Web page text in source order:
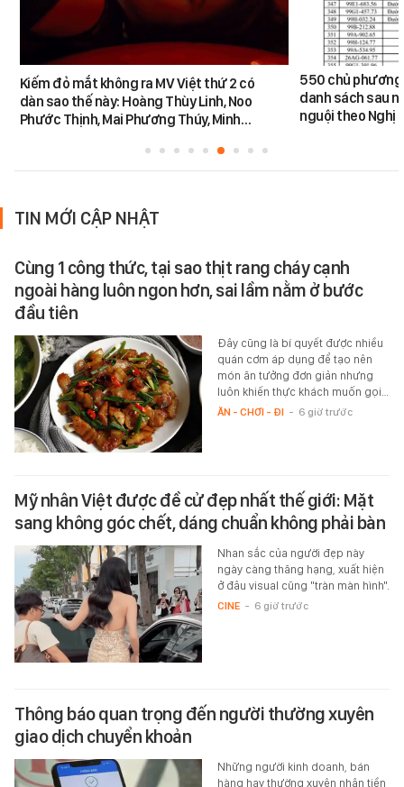
Kiếm đỏ mắt không ra MV Việt thứ 2 có
dàn sao thế này: Hoàng Thùy Linh, Noo
Phước Thịnh, Mai Phương Thúy, Minh…
550 chủ
danh sách sau
nguội theo Nghị
TIN MỚI CẬP NHẬT
Cùng 1 công thức, tại sao thịt rang cháy cạnh
ngoài hàng luôn ngon hơn, sai lầm nằm ở bước
đầu tiên
Đây cũng là bí quyết được nhiều
quán cơm áp dụng để tạo nên
món ăn tưởng đơn giản nhưng
luôn khiến thực khách muốn gọi…
ĂN - CHƠI - ĐI - 6 giờ trước
Mỹ nhân Việt được đề cử đẹp nhất thế giới: Mặt
sang không góc chết, dáng chuẩn không phải bàn
Nhan sắc của người đẹp này
ngày càng thăng hạng, xuất hiện
ở đâu visual cũng "tràn màn hình".
CINE - 6 giờ trước
Thông báo quan trọng đến người thường xuyên
giao dịch chuyển khoản
Những người kinh doanh, bán
hàng hay thường xuyên nhận tiền